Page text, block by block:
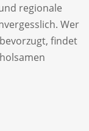
regionale
Wer
findet